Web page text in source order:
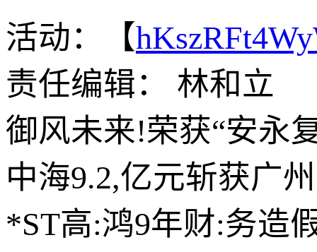
活动：【
责任编辑： 林和立
御风未来!荣获“安永
中海9.2,亿元斩获广
*ST高:鸿9年财:务造